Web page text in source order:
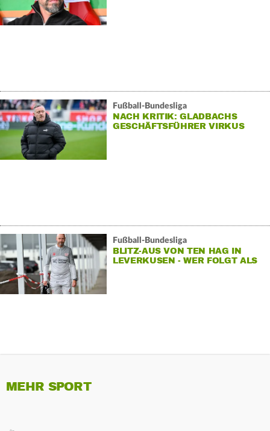
Fußball-Bundesliga
NACH KRITIK: GLADBACHS
GESCHÄFTSFÜHRER VIRKUS
Fußball-Bundesliga
BLITZ-AUS VON TEN HAG IN
LEVERKUSEN - WER FOLGT ALS
MEHR SPORT